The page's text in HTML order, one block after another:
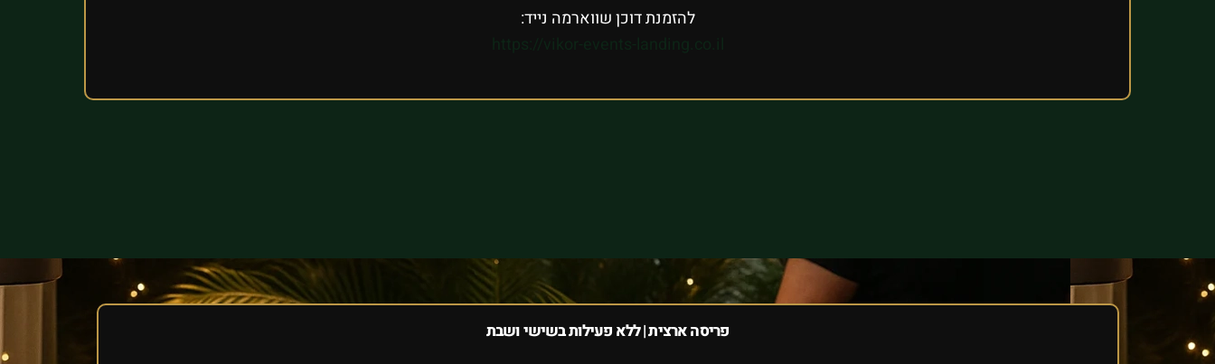
להזמנת דוכן שווארמה נייד:
פריסה ארצית | ללא פעילות בשישי ושבת